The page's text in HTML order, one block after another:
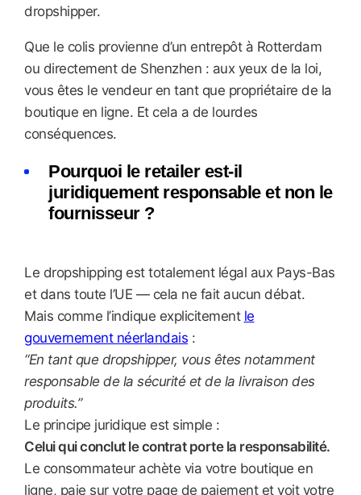
dropshipper.
Que le colis provienne d’un entrepôt à Rotterdam
ou directement de Shenzhen : aux yeux de la loi,
vous êtes le vendeur en tant que propriétaire de la
boutique en ligne. Et cela a de lourdes
conséquences.
Pourquoi le retailer est-il
juridiquement responsable et non le
fournisseur ?
Le dropshipping est totalement légal aux Pays-Bas
et dans toute l’UE — cela ne fait aucun débat.
Mais comme l’indique explicitement le
gouvernement néerlandais :
“En tant que dropshipper, vous êtes notamment
responsable de la sécurité et de la livraison des
produits.”
Le principe juridique est simple :
Celui qui conclut le contrat porte la responsabilité.
Le consommateur achète via votre boutique en
ligne, paie sur votre page de paiement et voit votre